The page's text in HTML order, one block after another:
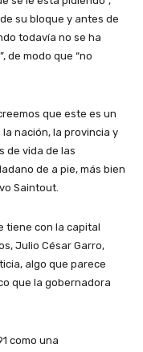
su bloque y antes de
todavía no se ha
de modo que “no
que este es un
nación, la provincia y
de vida de las
de a pie, más bien
Saintout.
tiene con la capital
Julio César Garro,
algo que parece
que la gobernadora
como una